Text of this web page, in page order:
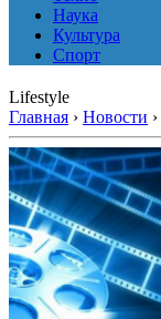
Наука
Культура
Спорт
Lifestyle
Главная › Новости ›